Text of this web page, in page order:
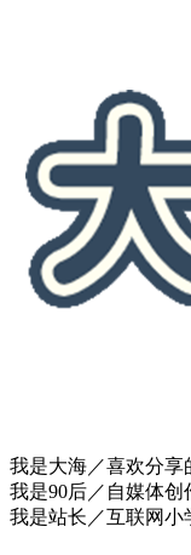
我是大海／喜欢分享
我是90后／自媒体创
我是站长／互联网小